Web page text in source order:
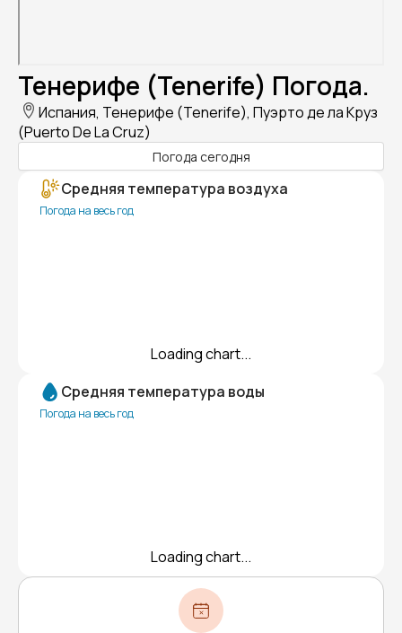
Тенерифе (Tenerife) Погода.
Испания, Тенерифе (Tenerife), Пуэрто де ла Круз
(Puerto De La Cruz)
Погода сегодня
Средняя температура воздуха
Погода на весь год
Loading chart...
Средняя температура воды
Погода на весь год
Loading chart...